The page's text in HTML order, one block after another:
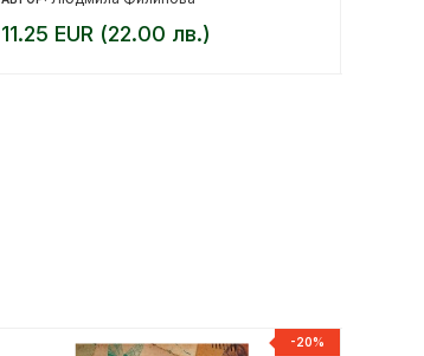
11.25 EUR (22.00 лв.)
-20%